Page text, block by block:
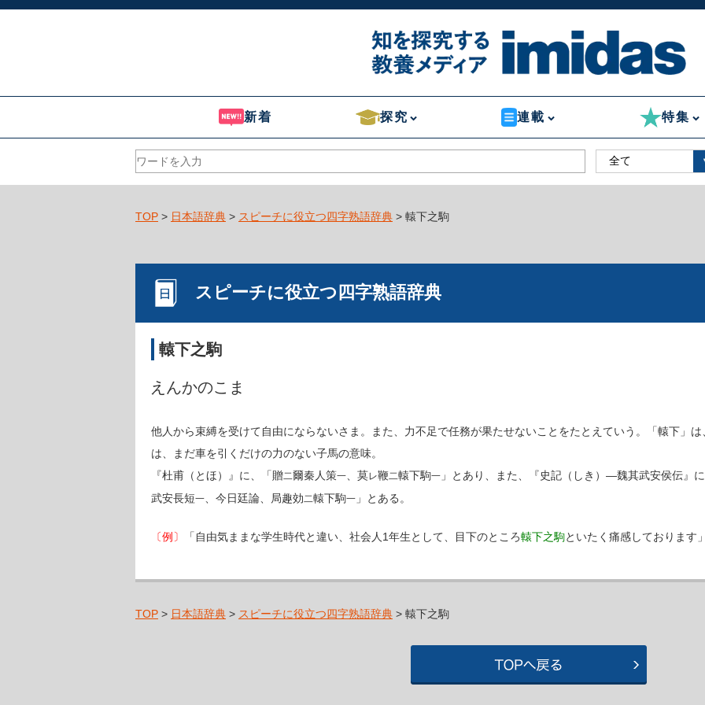
新着 探究 連載 特集
TOP > 日本語辞典 > スピーチに役立つ四字熟語辞典 > 轅下之駒
スピーチに役立つ四字熟語辞典
轅下之駒
えんかのこま
他人から束縛を受けて自由にならないさま。また、力不足で任務が果たせないことをたとえていう。「轅下」
は、まだ車を引くだけの力のない子馬の意味。
『杜甫（とほ）』に、「贈二爾秦人策一 、莫レ鞭二轅下駒一 」とあり、また、『史記（しき）―魏其武安侯伝』
武安長短一 、今日廷論、局趣効二轅下駒一 」とある。
〔例〕 「自由気ままな学生時代と違い、社会人1年生として、目下のところ轅下之駒といたく痛感しております
TOP > 日本語辞典 > スピーチに役立つ四字熟語辞典 > 轅下之駒